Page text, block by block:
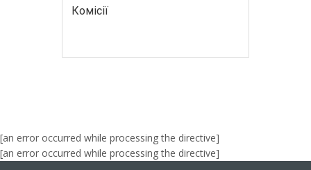
Комісії
[an error occurred while processing the directive]
[an error occurred while processing the directive]